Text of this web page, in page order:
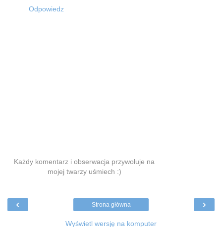
Odpowiedz
Każdy komentarz i obserwacja przywołuje na
mojej twarzy uśmiech :)
‹ ›
Strona główna
Wyświetl wersję na komputer